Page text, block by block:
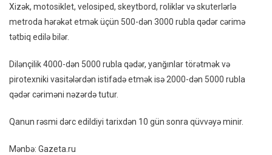
Xizək, motosiklet, velosiped, skeytbord, roliklər və skuterlərlə
metroda hərəkət etmək üçün 500-dən 3000 rubla qədər cərimə
tətbiq edilə bilər.
Dilənçilik 4000-dən 5000 rubla qədər, yanğınlar törətmək və
pirotexniki vasitələrdən istifadə etmək isə 2000-dən 5000 rubla
qədər cəriməni nəzərdə tutur.
Qanun rəsmi dərc edildiyi tarixdən 10 gün sonra qüvvəyə minir.
Mənbə: Gazeta.ru